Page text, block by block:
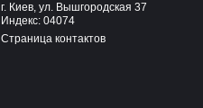
г. Киев, ул. Вышгородская 37
Индекс: 04074
Страница контактов